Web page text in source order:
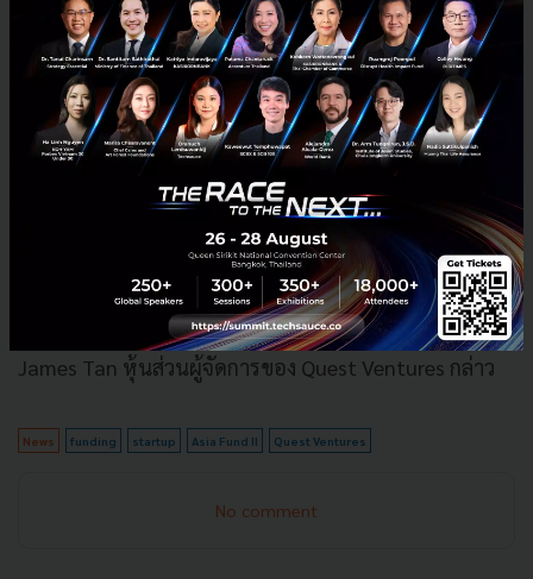
“เนื่องด้วยเศรษฐกิจดิจิตอลกำลังเติบโตทั่วโลก ทำให้
ปัจจุบันอุตสาหกรรมกองทุนร่วมลงทุน venture captial
ในเอเชียเข้ามามีบทบาทสำคัญในการทำให้ภาครัฐและ
เอกชนมีความใกล้ชิดกันยิ่งขึ้น นอกจากผลตอบแทน
ทางการเงินที่ดีแล้ว นักลงทุนยังมองหาการสร้างมูลค่าที่ได้
จากโมเดลธุรกิจใหม่ที่สร้างขึ้นบนพื้นฐานที่แข็งแกร่งอีก
ด้วย โดยถือแนวทางการลงทุนของเราได้รับการตอบรับ
เป็นอย่างดีจากการที่ทาง Quest Ventures ได้ร่วมลงทุนใน
บริษัทสตาร์ทอัพมากว่า 50 รายผ่านกองทุนแรกของเรา
ทางเราขอขอบคุณในความเชื่อที่นักลงทุนมีต่อเรา” Mr.
James Tan หุ้นส่วนผู้จัดการของ Quest Ventures กล่าว
News funding startup Asia Fund II Quest Ventures
No comment